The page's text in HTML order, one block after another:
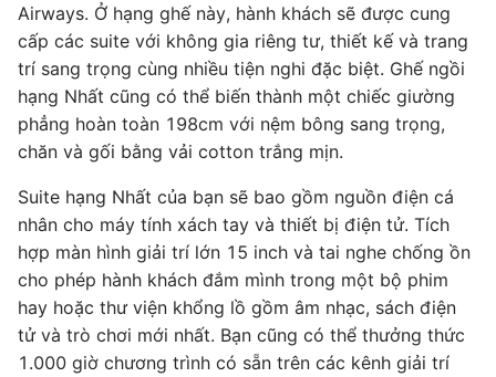
Airways. Ở hạng ghế này, hành khách sẽ được cung
cấp các suite với không gia riêng tư, thiết kế và trang
trí sang trọng cùng nhiều tiện nghi đặc biệt. Ghế ngồi
hạng Nhất cũng có thể biến thành một chiếc giường
phẳng hoàn toàn 198cm với nệm bông sang trọng,
chăn và gối bằng vải cotton trắng mịn.
Suite hạng Nhất của bạn sẽ bao gồm nguồn điện cá
nhân cho máy tính xách tay và thiết bị điện tử. Tích
hợp màn hình giải trí lớn 15 inch và tai nghe chống ồn
cho phép hành khách đắm mình trong một bộ phim
hay hoặc thư viện khổng lồ gồm âm nhạc, sách điện
tử và trò chơi mới nhất. Bạn cũng có thể thưởng thức
1.000 giờ chương trình có sẵn trên các kênh giải trí